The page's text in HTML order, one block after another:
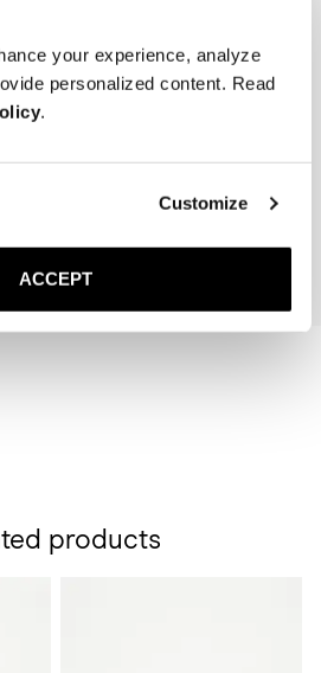
your experience, analyze
personalized content. Read
.
Customize
ACCEPT
products